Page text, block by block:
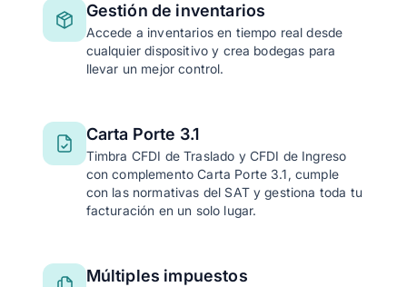
Gestión de inventarios
Accede a inventarios en tiempo real desde
cualquier dispositivo y crea bodegas para
llevar un mejor control.
Carta Porte 3.1
Timbra CFDI de Traslado y CFDI de Ingreso
con complemento Carta Porte 3.1, cumple
con las normativas del SAT y gestiona toda tu
facturación en un solo lugar.
Múltiples impuestos